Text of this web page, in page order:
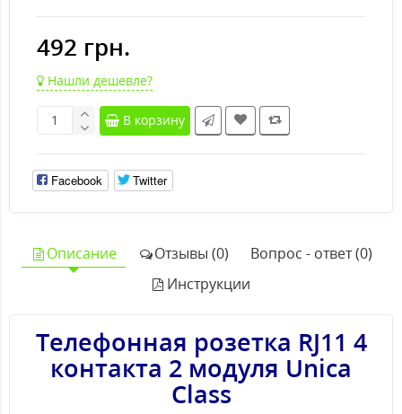
492 грн.
Нашли дешевле?
В корзину
Facebook Twitter
Описание Отзывы (0)
Вопрос - ответ (0)
Инструкции
Телефонная розетка RJ11 4
контакта 2 модуля Unica
Class